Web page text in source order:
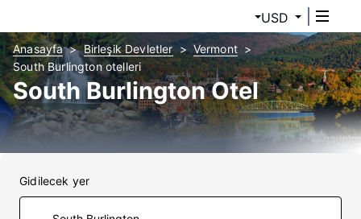
USD
Anasayfa Birleşik Devletler
Vermont
South Burlington otelleri
South Burlington Otel
Gidilecek yer